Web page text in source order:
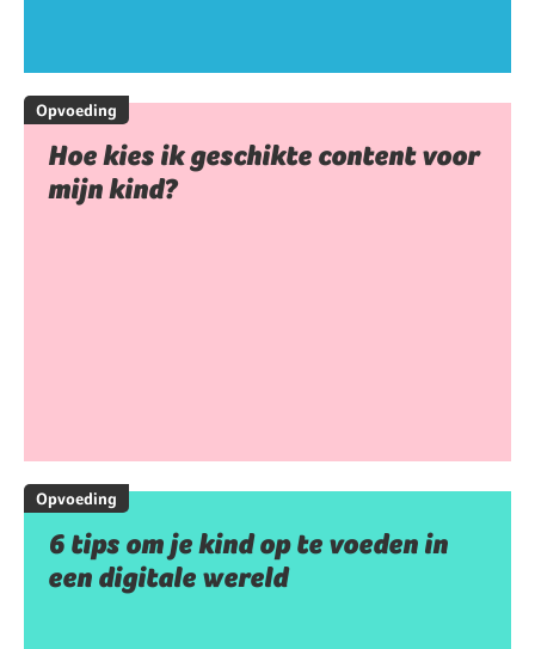
Opvoeding
Hoe kies ik geschikte content voor
mijn kind?
Opvoeding
6 tips om je kind op te voeden in
een digitale wereld